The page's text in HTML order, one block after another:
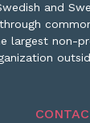
and
largest non-